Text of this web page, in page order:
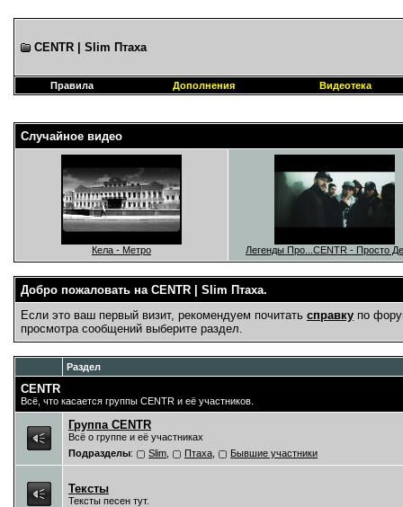
CENTR | Slim Птаха
Правила Дополнения Видеотека
Случайное видео
Кела - Метро Легенды Про...CENTR - Просто
Добро пожаловать на CENTR | Slim Птаха.
Если это ваш первый визит, рекомендуем почитать справку по
просмотра сообщений выберите раздел.
Раздел
CENTR
Всё, что касается группы CENTR и её участников.
Группа CENTR
Всё о группе и её участниках
Подразделы: Slim Птаха Бывшие участники
Тексты
Тексты песен тут.